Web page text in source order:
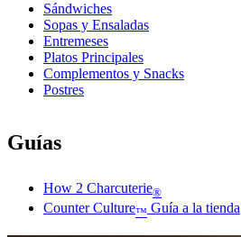
Sándwiches
Sopas y Ensaladas
Entremeses
Platos Principales
Complementos y Snacks
Postres
Guías
How 2 Charcuterie®
Counter Culture™ Guía a la tienda